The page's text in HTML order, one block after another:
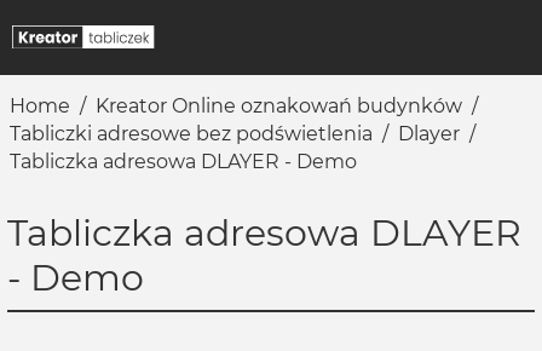
Home / Kreator Online oznakowań budynków /
Tabliczki adresowe bez podświetlenia / Dlayer /
Tabliczka adresowa DLAYER - Demo
Tabliczka adresowa DLAYER
- Demo